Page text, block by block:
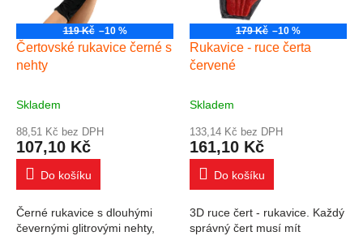
119 Kč –10 %
Čertovské rukavice černé s
nehty
Skladem
88,51 Kč bez DPH
107,10 Kč
Do košíku
Černé rukavice s dlouhými
čevernými glitrovými nehty,
179 Kč –10 %
Rukavice - ruce čerta
červené
Skladem
133,14 Kč bez DPH
161,10 Kč
Do košíku
3D ruce čert - rukavice. Každý
správný čert musí mít